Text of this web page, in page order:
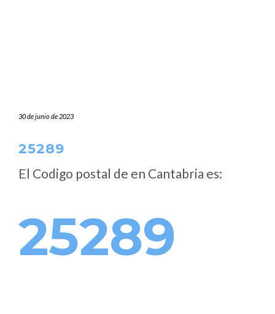
30 de junio de 2023
25289
El Codigo postal de en Cantabria es:
25289